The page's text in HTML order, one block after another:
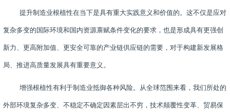
提升制造业根植性在当下是具有重大实践意义和价值的。这不仅是应对
复杂多变的国际环境和国内资源禀赋条件变化的要求，也是形成具有更强创
新力、更高附加值、更安全可靠的产业链供应链的需要，对于构建新发展格
局、推进高质量发展具有重要意义。
增强根植性有利于制造业抵御各种风险。从全球范围来看，我们所处的
外部环境复杂多变、不稳定不确定因素层出不穷，技术颠覆性变革、贸易保